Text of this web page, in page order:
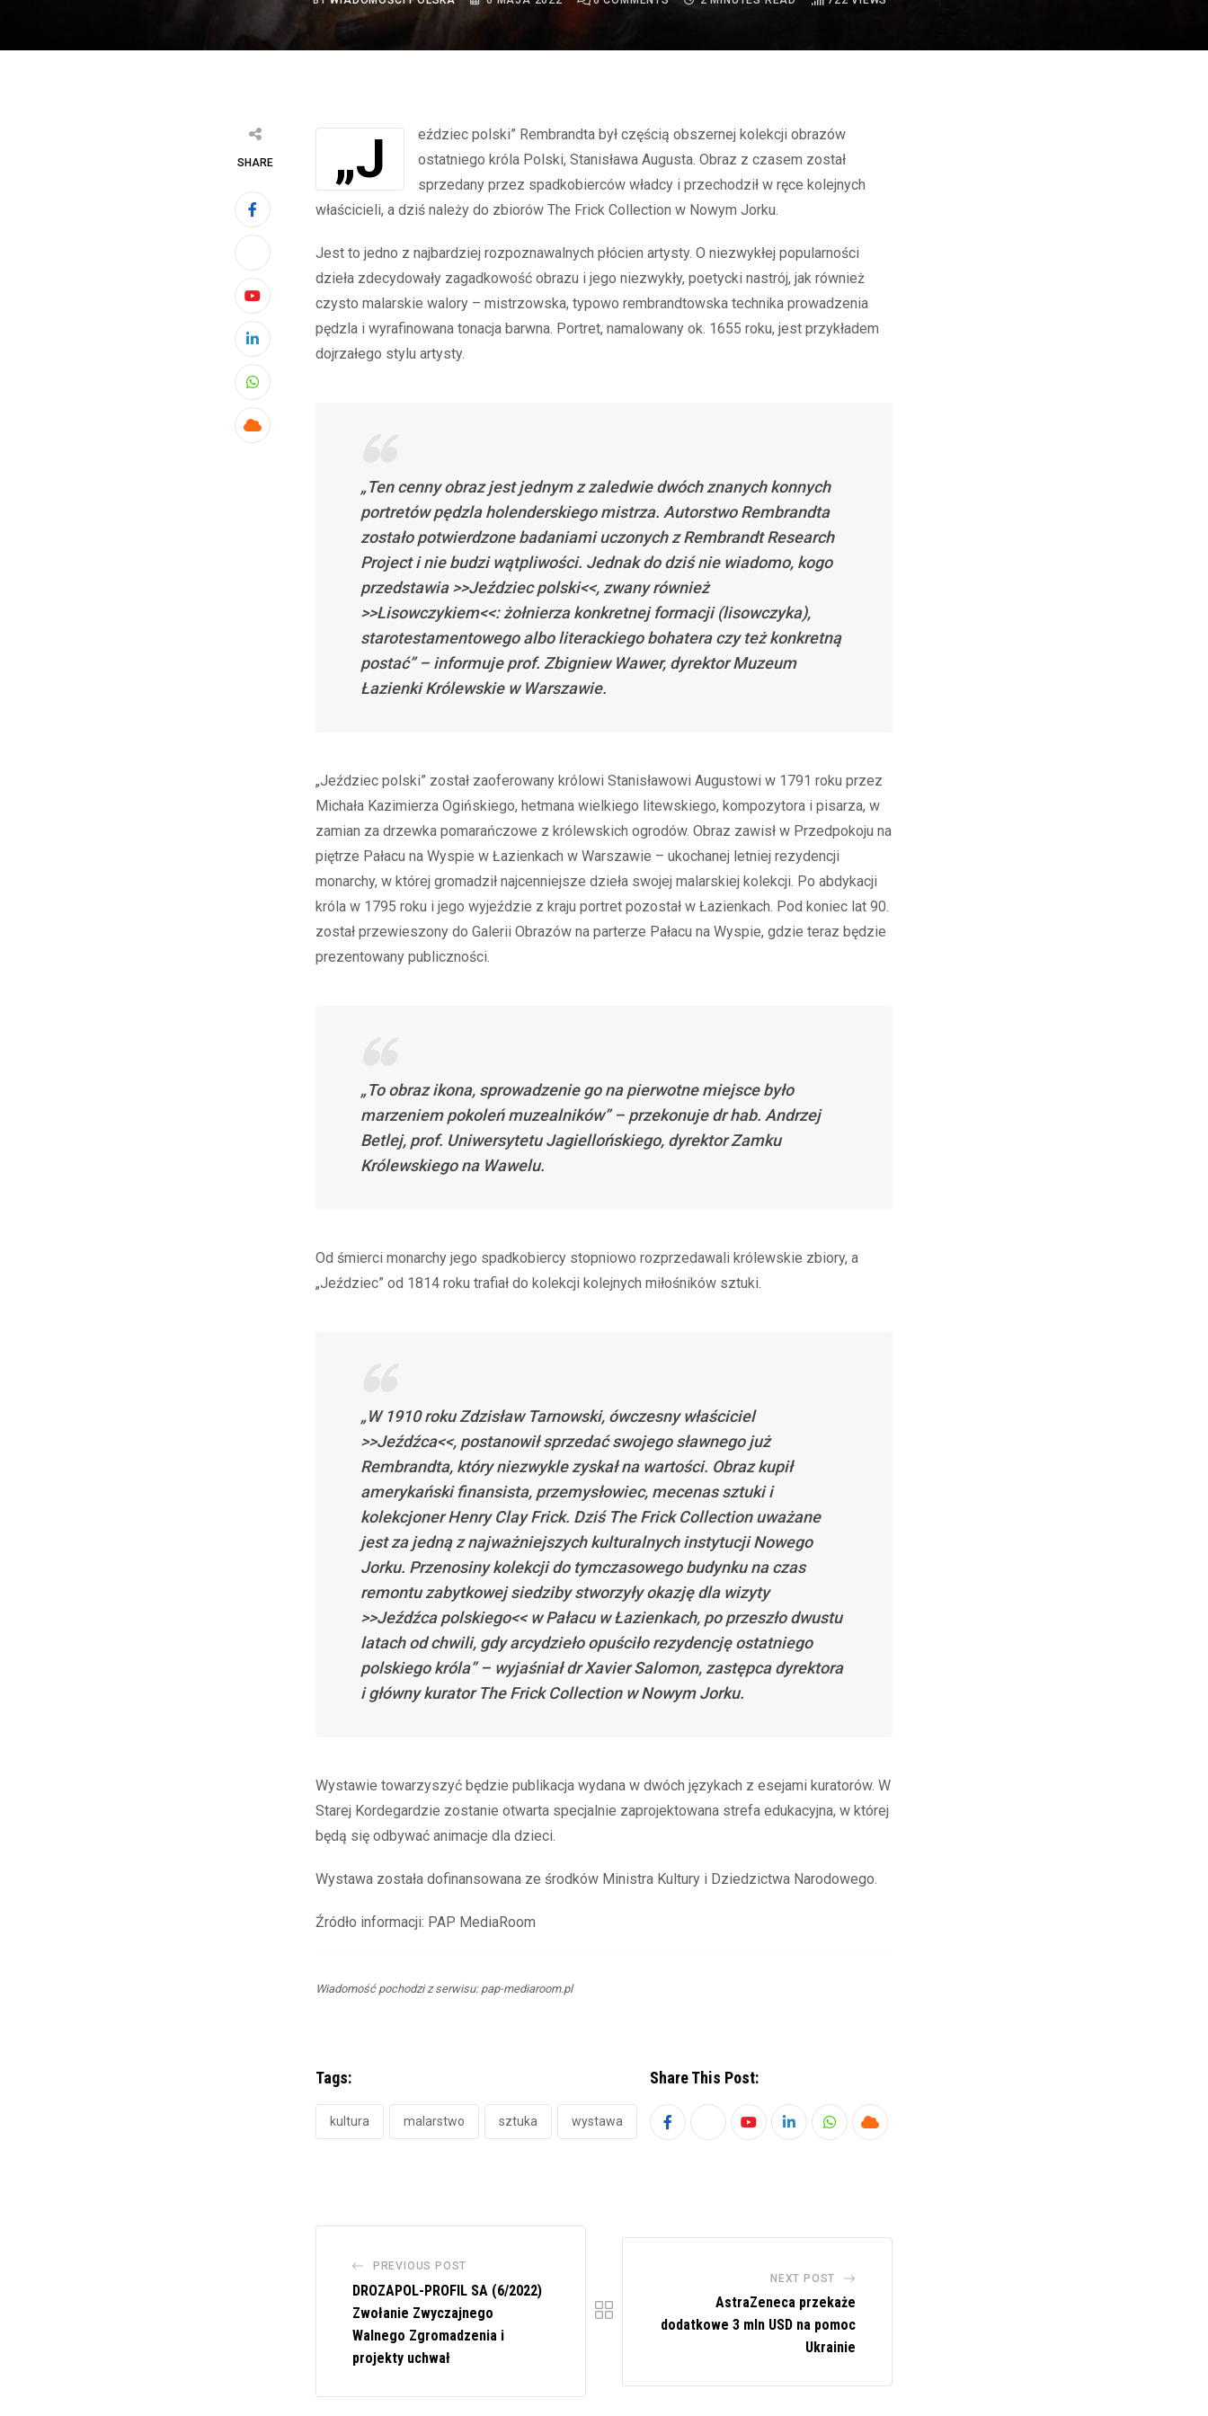
SHARE
Youtube
LinkedIn
Whatsapp
Cloud
„Jeździec polski” Rembrandta był częścią obszernej kolekcji obrazów
ostatniego króla Polski, Stanisława Augusta. Obraz z czasem został
sprzedany przez spadkobierców władcy i przechodził w ręce kolejnych
właścicieli, a dziś należy do zbiorów The Frick Collection w Nowym Jorku.
Jest to jedno z najbardziej rozpoznawalnych płócien artysty. O niezwykłej popularności
dzieła zdecydowały zagadkowość obrazu i jego niezwykły, poetycki nastrój, jak również
czysto malarskie walory – mistrzowska, typowo rembrandtowska technika prowadzenia
pędzla i wyrafinowana tonacja barwna. Portret, namalowany ok. 1655 roku, jest przykładem
dojrzałego stylu artysty.
„Ten cenny obraz jest jednym z zaledwie dwóch znanych konnych
portretów pędzla holenderskiego mistrza. Autorstwo Rembrandta
zostało potwierdzone badaniami uczonych z Rembrandt Research
Project i nie budzi wątpliwości. Jednak do dziś nie wiadomo, kogo
przedstawia >>Jeździec polski<<, zwany również
>>Lisowczykiem<<: żołnierza konkretnej formacji (lisowczyka),
starotestamentowego albo literackiego bohatera czy też konkretną
postać” – informuje prof. Zbigniew Wawer, dyrektor Muzeum
Łazienki Królewskie w Warszawie.
„Jeździec polski” został zaoferowany królowi Stanisławowi Augustowi w 1791 roku przez
Michała Kazimierza Ogińskiego, hetmana wielkiego litewskiego, kompozytora i pisarza, w
zamian za drzewka pomarańczowe z królewskich ogrodów. Obraz zawisł w Przedpokoju na
piętrze Pałacu na Wyspie w Łazienkach w Warszawie – ukochanej letniej rezydencji
monarchy, w której gromadził najcenniejsze dzieła swojej malarskiej kolekcji. Po abdykacji
króla w 1795 roku i jego wyjeździe z kraju portret pozostał w Łazienkach. Pod koniec lat 90.
został przewieszony do Galerii Obrazów na parterze Pałacu na Wyspie, gdzie teraz będzie
prezentowany publiczności.
„To obraz ikona, sprowadzenie go na pierwotne miejsce było
marzeniem pokoleń muzealników” – przekonuje dr hab. Andrzej
Betlej, prof. Uniwersytetu Jagiellońskiego, dyrektor Zamku
Królewskiego na Wawelu.
Od śmierci monarchy jego spadkobiercy stopniowo rozprzedawali królewskie zbiory, a
„Jeździec” od 1814 roku trafiał do kolekcji kolejnych miłośników sztuki.
„W 1910 roku Zdzisław Tarnowski, ówczesny właściciel
>>Jeźdźca<<, postanowił sprzedać swojego sławnego już
Rembrandta, który niezwykle zyskał na wartości. Obraz kupił
amerykański finansista, przemysłowiec, mecenas sztuki i
kolekcjoner Henry Clay Frick. Dziś The Frick Collection uważane
jest za jedną z najważniejszych kulturalnych instytucji Nowego
Jorku. Przenosiny kolekcji do tymczasowego budynku na czas
remontu zabytkowej siedziby stworzyły okazję dla wizyty
>>Jeźdźca polskiego<< w Pałacu w Łazienkach, po przeszło dwustu
latach od chwili, gdy arcydzieło opuściło rezydencję ostatniego
polskiego króla” – wyjaśniał dr Xavier Salomon, zastępca dyrektora
i główny kurator The Frick Collection w Nowym Jorku.
Wystawie towarzyszyć będzie publikacja wydana w dwóch językach z esejami kuratorów. W
Starej Kordegardzie zostanie otwarta specjalnie zaprojektowana strefa edukacyjna, w której
będą się odbywać animacje dla dzieci.
Wystawa została dofinansowana ze środków Ministra Kultury i Dziedzictwa Narodowego.
Źródło informacji: PAP MediaRoom
Wiadomość pochodzi z serwisu: pap-mediaroom.pl
Tags:
kultura malarstwo sztuka wystawa
Share This Post:
YoutubeLinkedInWhatsapp
Cloud
PREVIOUS POST
DROZAPOL-PROFIL SA (6/2022)
Zwołanie Zwyczajnego
Walnego Zgromadzenia i
projekty uchwał
NEXT POST
AstraZeneca przekaże
dodatkowe 3 mln USD na pomoc
Ukrainie